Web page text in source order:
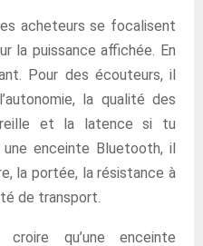
acheteurs se focalisent
la puissance affichée. En
Pour des écouteurs, il
la qualité des
et la latence si tu
enceinte Bluetooth, il
la portée, la résistance à
de transport.
qu’une enceinte